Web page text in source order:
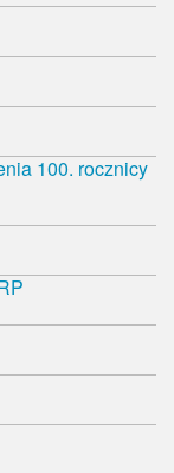
100. rocznicy